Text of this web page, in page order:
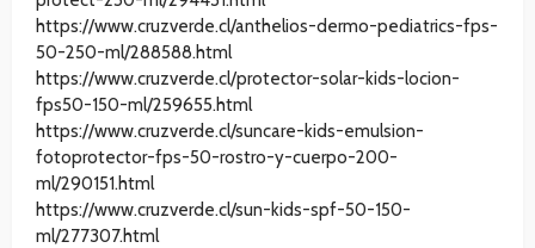
https://www.cruzverde.cl/anthelios-dermo-pediatrics-fps-
50-250-ml/288588.html
https://www.cruzverde.cl/protector-solar-kids-locion-
fps50-150-ml/259655.html
https://www.cruzverde.cl/suncare-kids-emulsion-
fotoprotector-fps-50-rostro-y-cuerpo-200-
ml/290151.html
https://www.cruzverde.cl/sun-kids-spf-50-150-
ml/277307.html